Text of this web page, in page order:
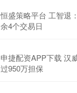
恒盛策略平台 工智退
余4个交易日
申捷配资APP下载 汉
过950万担保